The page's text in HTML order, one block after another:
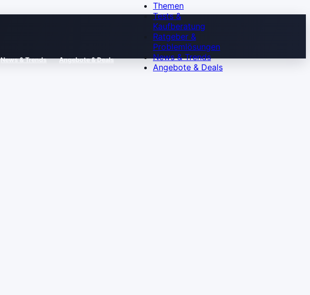
News & Trends Angebote & Deals
Themen
Tests &
Kaufberatung
Ratgeber &
Problemlösungen
News & Trends
Angebote & Deals